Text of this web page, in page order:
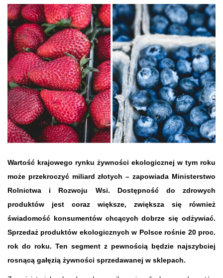
Wartość krajowego rynku żywności ekologicznej w tym roku
może przekroczyć miliard złotych – zapowiada Ministerstwo
Rolnictwa i Rozwoju Wsi. Dostępność do zdrowych
produktów jest coraz większe, zwiększa się również
świadomość konsumentów chcących dobrze się odżywiać.
Sprzedaż produktów ekologicznych w Polsce rośnie 20 proc.
rok do roku. Ten segment z pewnością będzie najszybciej
rosnącą gałęzią żywności sprzedawanej w sklepach.